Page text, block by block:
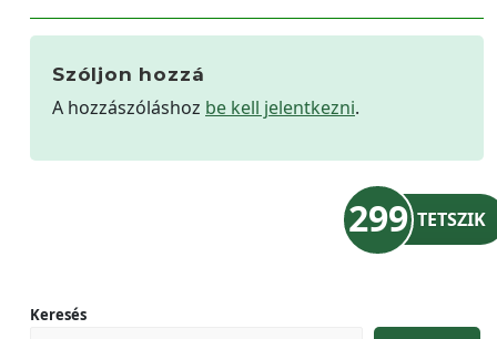
Szóljon hozzá
A hozzászóláshoz be kell jelentkezni.
299 TETSZIK
Keresés